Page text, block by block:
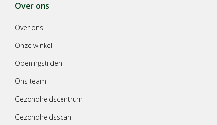
Over ons
Over ons
Onze winkel
Openingstijden
Ons team
Gezondheidscentrum
Gezondheidsscan